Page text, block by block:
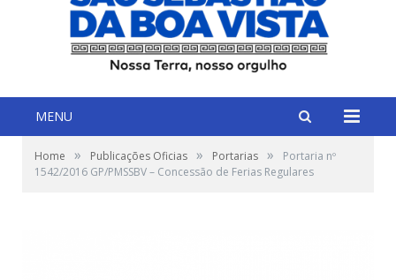
MENU
Home » Publicações Oficias » Portarias »
Portaria nº
1542/2016 GP/PMSSBV – Concessão de Ferias Regulares